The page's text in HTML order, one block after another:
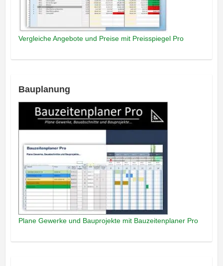
Vergleiche Angebote und Preise mit Preisspiegel Pro
Bauplanung
Plane Gewerke und Bauprojekte mit Bauzeitenplaner Pro